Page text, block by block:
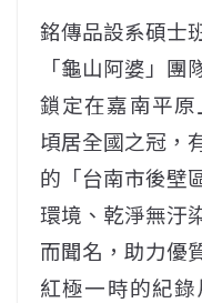
銘傳品設系碩士
「龜山阿婆」團
鎖定在嘉南平
頃居全國之冠，
的「台南市後壁
環境、乾淨無汙
而聞名，助力優
紅極一時的紀